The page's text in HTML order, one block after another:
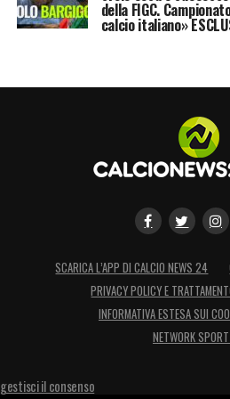
della FIGC.
calcio italiano»
SCARICA L’APP DI CALCIO NEWS 24
PRIVACY POLICY E
INFORMATIVA ESTESA SUI
NETWORK
gestisci il consenso